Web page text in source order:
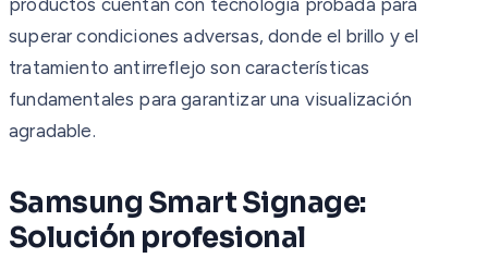
superar condiciones adversas, donde el brillo y el
tratamiento antirreflejo son características
fundamentales para garantizar una visualización
agradable.
Samsung Smart Signage:
Solución profesional